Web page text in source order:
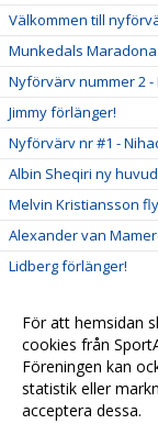
Välkommen till
Munkedals
Nyförvärv nummer 2 -
Jimmy förlänger!
Nyförvärv nr #1 -
Albin Sheqiri ny
Melvin Kristiansson
Alexander van
Lidberg förlänger!
SIF 2023:
SIF 2023 - Omgång
raka
För att hemsidan
cookies från
Föreningen kan
statistik eller
acceptera dessa.